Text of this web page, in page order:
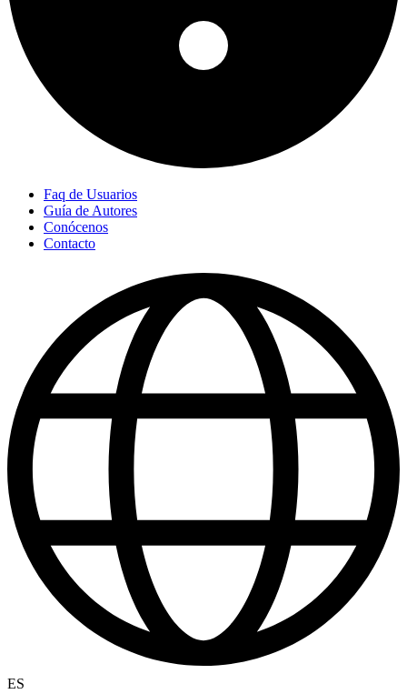
Faq de Usuarios
Guía de Autores
Conócenos
Contacto
ES